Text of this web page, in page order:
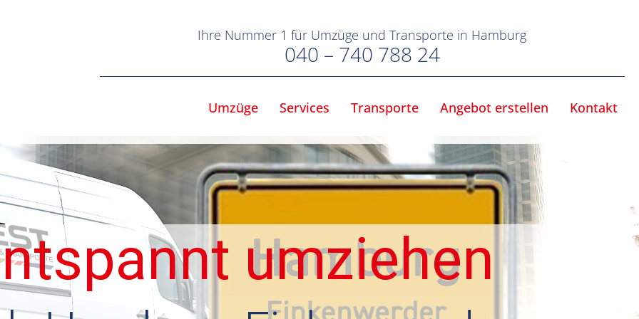
Ihre Nummer 1 für Umzüge und Transporte in Hamburg
040 – 740 788 24
Umzüge Services Transporte Angebot erstellen Kontakt
umziehen